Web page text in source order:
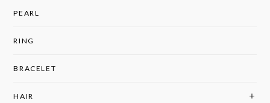
PEARL
RING
BRACELET
HAIR